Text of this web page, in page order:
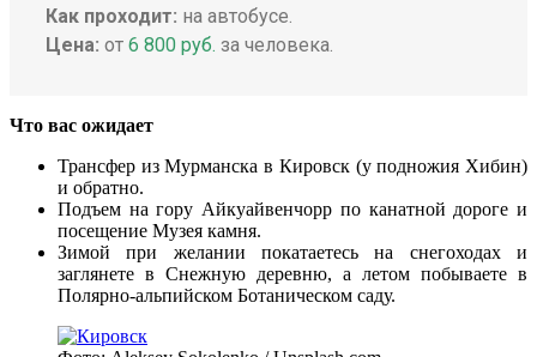
Как проходит: на автобусе.
Цена: от 6 800 руб. за человека.
Что вас ожидает
Трансфер из Мурманска в Кировск (у подножия Хибин)
и обратно.
Подъем на гору Айкуайвенчорр по канатной дороге и
посещение Музея камня.
Зимой при желании покатаетесь на снегоходах и
заглянете в Снежную деревню, а летом побываете в
Полярно-альпийском Ботаническом саду.